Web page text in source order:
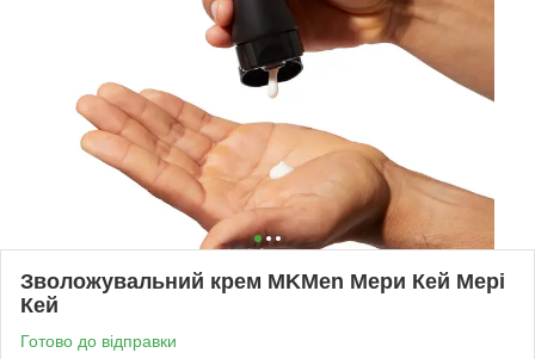
Зволожувальний крем MKMen Мери Кей Мері
Кей
Готово до відправки